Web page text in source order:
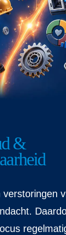
&
verstoringen